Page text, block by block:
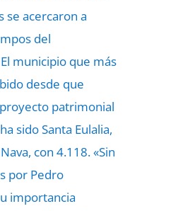
se acercaron a
del
municipio que más
desde que
patrimonial
sido Santa Eulalia,
con 4.118. «Sin
por Pedro
importancia